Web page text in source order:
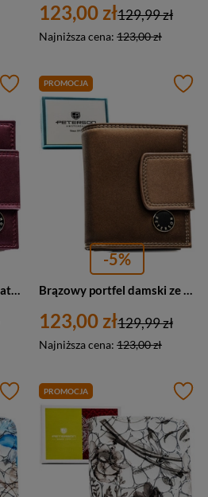
123,00 zł
Najniższa cena: 123,00 zł
129,99 zł
PROMOCJA
-5%
123,00 zł
Najniższa cena: 123,00 zł
129,99 zł
PROMOCJA